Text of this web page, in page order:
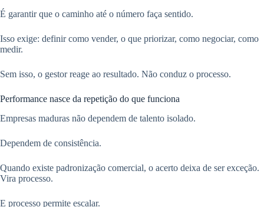
É garantir que o caminho até o número faça sentido.
Isso exige: definir como vender, o que priorizar, como negociar, como
medir.
Sem isso, o gestor reage ao resultado. Não conduz o processo.
Performance nasce da repetição do que funciona
Empresas maduras não dependem de talento isolado.
Dependem de consistência.
Quando existe padronização comercial, o acerto deixa de ser exceção.
Vira processo.
E processo permite escalar.